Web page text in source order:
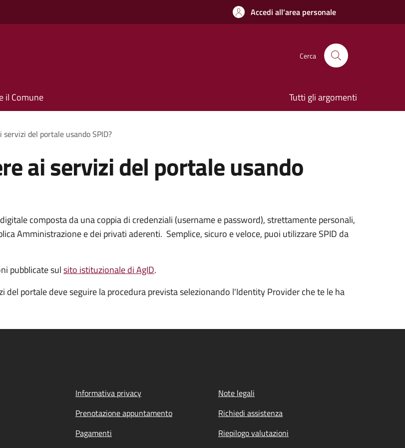
Accedi all'area personale
Cerca
il Comune Tutti gli argomenti
servizi del portale usando SPID?
ai servizi del portale usando
composta da una coppia di credenziali (username e password), strettamente personali,
Amministrazione e dei privati aderenti. Semplice, sicuro e veloce, puoi utilizzare SPID da
pubblicate sulsito istituzionale di AgID.
del portale deve seguire la procedura prevista selezionando l'Identity Provider che te le ha
Informativa privacy
Note legali
Prenotazione appuntamento
Richiedi assistenza
Pagamenti
Riepilogo valutazioni